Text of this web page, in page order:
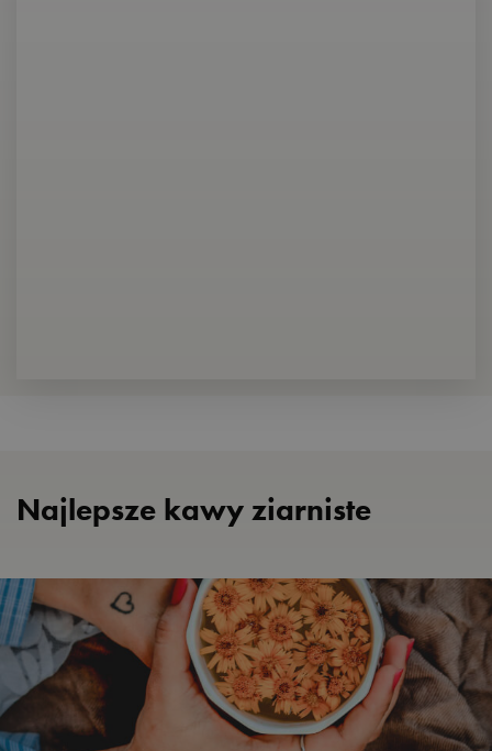
Najlepsze kawy ziarniste